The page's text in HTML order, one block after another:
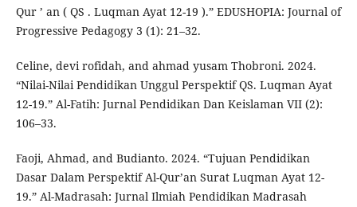
Qur ’ an ( QS . Luqman Ayat 12-19 ).” EDUSHOPIA: Journal of
Progressive Pedagogy 3 (1): 21–32.
Celine, devi rofidah, and ahmad yusam Thobroni. 2024.
“Nilai-Nilai Pendidikan Unggul Perspektif QS. Luqman Ayat
12-19.” Al-Fatih: Jurnal Pendidikan Dan Keislaman VII (2):
106–33.
Faoji, Ahmad, and Budianto. 2024. “Tujuan Pendidikan
Dasar Dalam Perspektif Al-Qur’an Surat Luqman Ayat 12-
19.” Al-Madrasah: Jurnal Ilmiah Pendidikan Madrasah